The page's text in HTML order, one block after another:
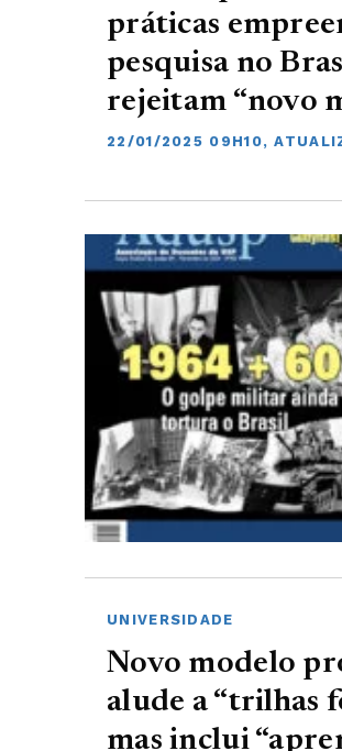
práticas
pesquisa no
rejeitam “novo
22/01/2025 09H10,
UNIVERSIDADE
Novo modelo
alude a “trilhas
mas inclui